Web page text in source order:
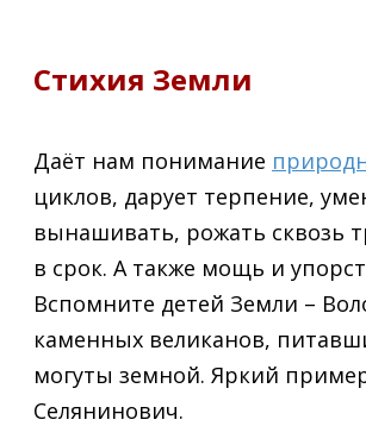
Стихия Земли
Даёт нам понимание
циклов, дарует терпение,
вынашивать, рожать сквозь
в срок. А также мощь и
Вспомните детей Земли –
каменных великанов,
могуты земной. Яркий
Селянинович.